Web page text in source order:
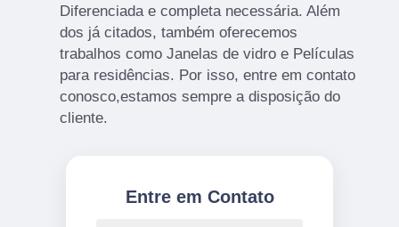
Diferenciada e completa necessária. Além
dos já citados, também oferecemos
trabalhos como Janelas de vidro e Películas
para residências. Por isso, entre em contato
conosco,estamos sempre a disposição do
cliente.
Entre em Contato